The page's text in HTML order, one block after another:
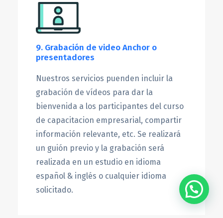
9. Grabación de video Anchor o
presentadores
Nuestros servicios puenden incluir la
grabación de vídeos para dar la
bienvenida a los participantes del curso
de capacitacion empresarial, compartir
información relevante, etc. Se realizará
un guión previo y la grabación será
realizada en un estudio en idioma
español & inglés o cualquier idioma
solicitado.